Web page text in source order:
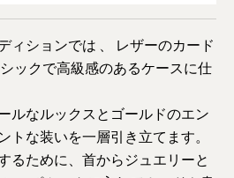
ィションでは
レザーのカード
シックで高級感のあるケースに仕
ルなルックスとゴールドのエン
トな装いを一層引き立てます。
るために、首から ジュエリーと